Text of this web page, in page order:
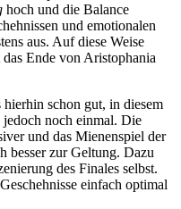
hoch und die Balance
und emotionalen
aus. Auf diese Weise
Ende von Aristophania
schon gut, in diesem
jedoch noch einmal. Die
und das Mienenspiel der
besser zur Geltung. Dazu
des Finales selbst.
einfach optimal